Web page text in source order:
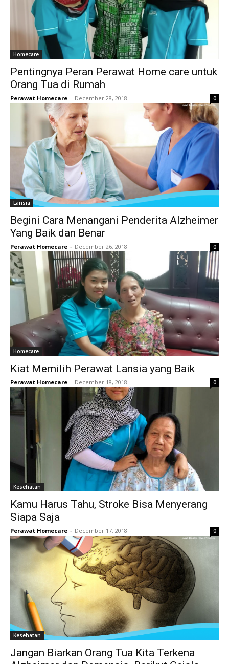
Homecare
Pentingnya Peran Perawat Home care untuk
Orang Tua di Rumah
Perawat Homecare - December 28, 2018 0
Lansia
Begini Cara Menangani Penderita Alzheimer
Yang Baik dan Benar
Perawat Homecare - December 26, 2018 0
Homecare
Kiat Memilih Perawat Lansia yang Baik
Perawat Homecare - December 18, 2018 0
Kesehatan
Kamu Harus Tahu, Stroke Bisa Menyerang
Siapa Saja
Perawat Homecare - December 17, 2018 0
Kesehatan
Jangan Biarkan Orang Tua Kita Terkena